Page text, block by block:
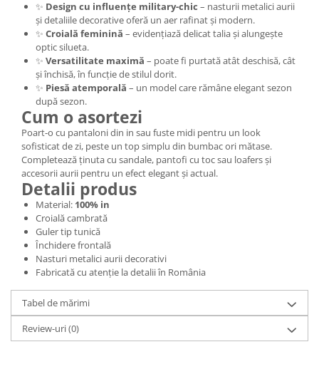
✨ Design cu influențe military-chic – nasturii metalici aurii
și detaliile decorative oferă un aer rafinat și modern.
✨ Croială feminină – evidențiază delicat talia și alungește
optic silueta.
✨ Versatilitate maximă – poate fi purtată atât deschisă, cât
și închisă, în funcție de stilul dorit.
✨ Piesă atemporală – un model care rămâne elegant sezon
după sezon.
Cum o asortezi
Poart-o cu pantaloni din in sau fuste midi pentru un look
sofisticat de zi, peste un top simplu din bumbac ori mătase.
Completează ținuta cu sandale, pantofi cu toc sau loafers și
accesorii aurii pentru un efect elegant și actual.
Detalii produs
Material: 100% in
Croială cambrată
Guler tip tunică
Închidere frontală
Nasturi metalici aurii decorativi
Fabricată cu atenție la detalii în România
Tabel de mărimi
Review-uri(0)